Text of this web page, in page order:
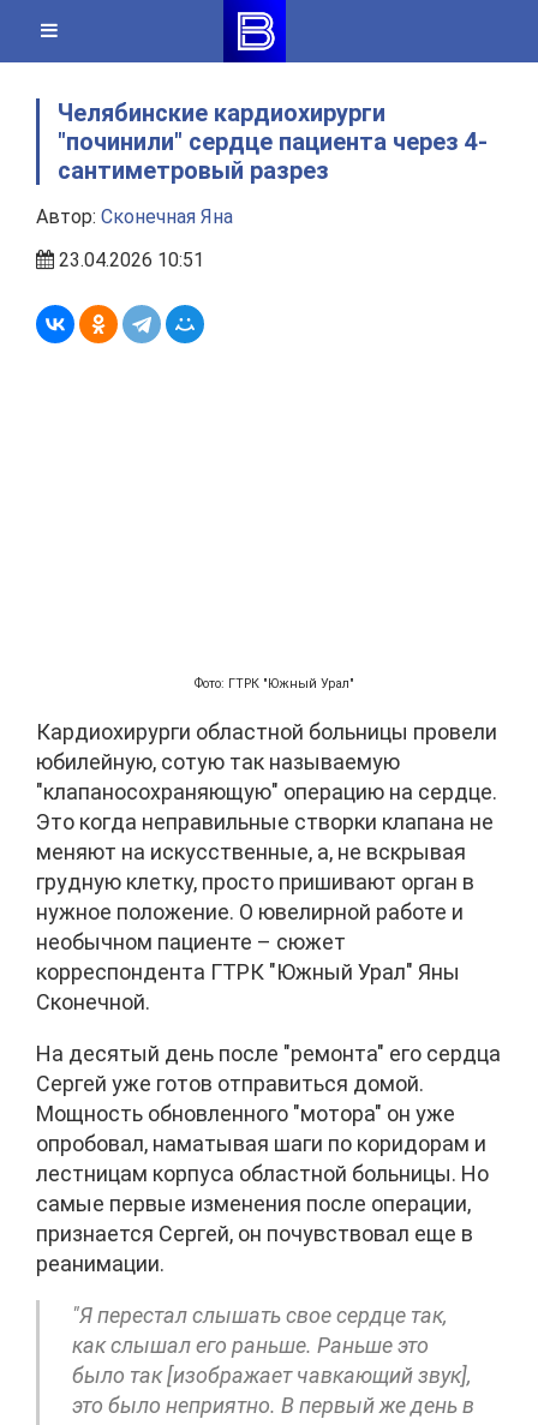
content
Челябинские кардиохирурги
"починили" сердце пациента через 4-
сантиметровый разрез
Автор: Сконечная Яна
23.04.2026 10:51
Фото: ГТРК "Южный Урал"
Кардиохирурги областной больницы провели
юбилейную, сотую так называемую
"клапаносохраняющую" операцию на сердце.
Это когда неправильные створки клапана не
меняют на искусственные, а, не вскрывая
грудную клетку, просто пришивают орган в
нужное положение. О ювелирной работе и
необычном пациенте – сюжет
корреспондента ГТРК "Южный Урал" Яны
Сконечной.
На десятый день после "ремонта" его сердца
Сергей уже готов отправиться домой.
Мощность обновленного "мотора" он уже
опробовал, наматывая шаги по коридорам и
лестницам корпуса областной больницы. Но
самые первые изменения после операции,
признается Сергей, он почувствовал еще в
реанимации.
"Я перестал слышать свое сердце так,
как слышал его раньше. Раньше это
было так [изображает чавкающий звук],
это было неприятно. В первый же день в